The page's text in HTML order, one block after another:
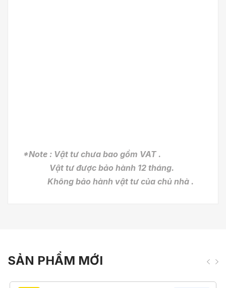
*Note : Vật tư chưa bao gồm VAT .
Vật tư được bảo hành 12 tháng.
Không bảo hành vật tư của chủ nhà .
SẢN PHẨM MỚI